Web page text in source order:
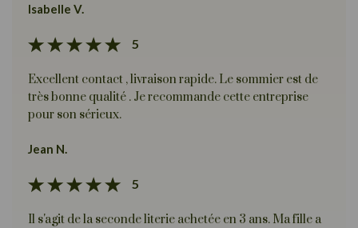
Isabelle V.
5
Excellent contact , livraison rapide. Le sommier est de
très bonne qualité . Je recommande cette entreprise
pour son sérieux.
Jean N.
5
Il s'agit de la seconde literie achetée en 3 ans. Ma fille a